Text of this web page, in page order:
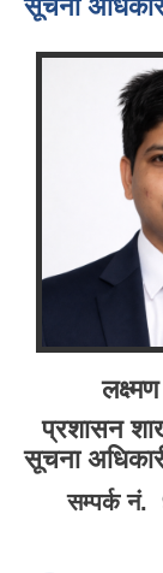
सूचना
प्रशासन
सूचना
सम्पर्क